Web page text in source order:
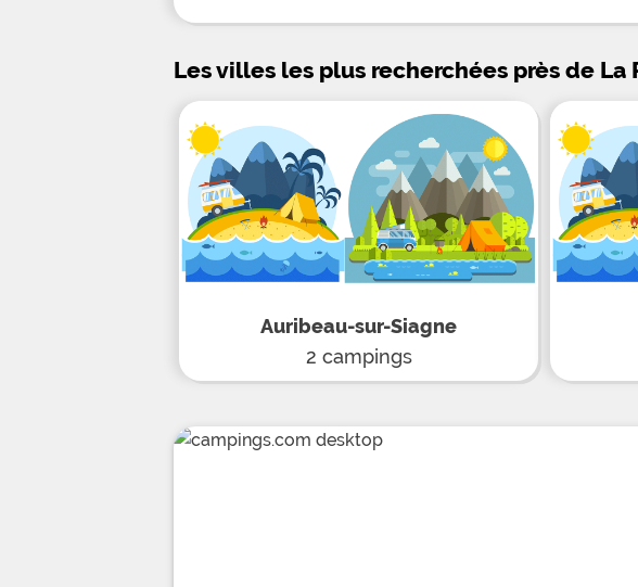
Les villes les plus recherchées près de
Auribeau-sur-Siagne
2 campings